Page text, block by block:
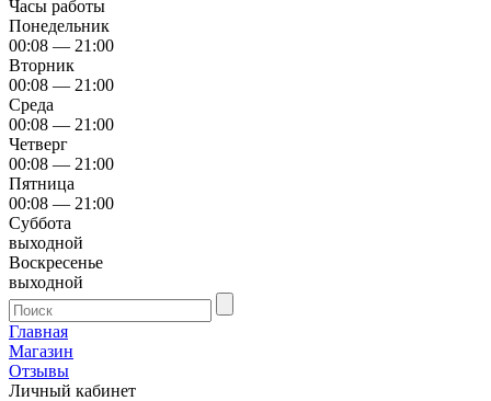
Часы работы
Понедельник
00:08 — 21:00
Вторник
00:08 — 21:00
Среда
00:08 — 21:00
Четверг
00:08 — 21:00
Пятница
00:08 — 21:00
Суббота
выходной
Воскресенье
выходной
Главная
Магазин
Отзывы
Личный кабинет